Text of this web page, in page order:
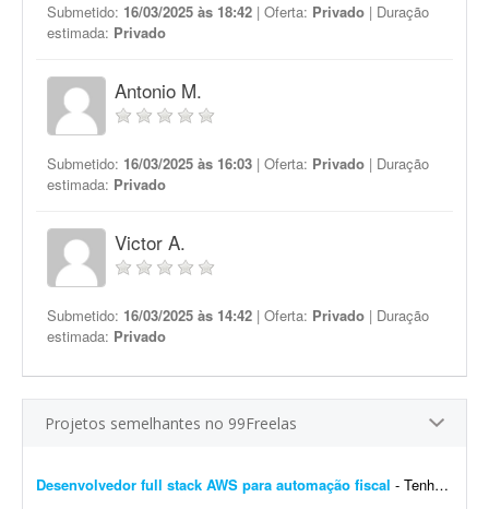
Submetido: 16/03/2025 às 18:42 | Oferta: Privado | Duração
estimada: Privado
Antonio M.
Submetido: 16/03/2025 às 16:03 | Oferta: Privado | Duração
estimada: Privado
Victor A.
Submetido: 16/03/2025 às 14:42 | Oferta: Privado | Duração
estimada: Privado
Projetos semelhantes no 99Freelas
Desenvolvedor full stack AWS para automação fiscal - Tenho uma plataforma de automação fiscal rodando em AWS - ela pega os dados do sistema do cliente, calcula os impostos e emite a nota fiscal automaticamente. Preciso de alguém...